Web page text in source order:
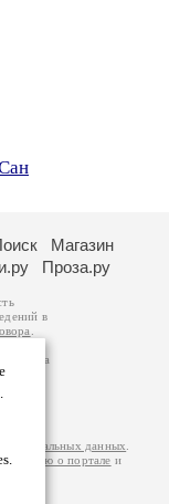
Магазин
Проза.ру
в
за
данных
о портале и